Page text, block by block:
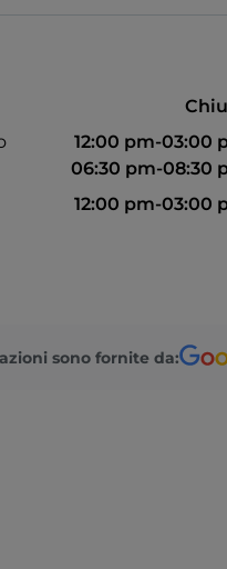
12:00 pm-03:00
06:30 pm-08:30
12:00 pm-03:00
sono fornite da: